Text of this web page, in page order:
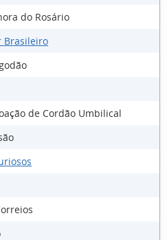
do Rosário
Brasileiro
de Cordão Umbilical